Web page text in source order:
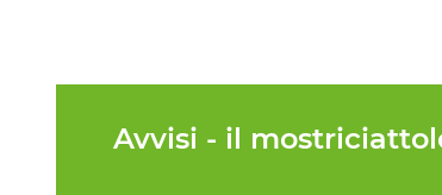
Avvisi - il